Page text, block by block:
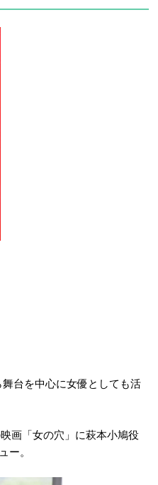
台を中心に女優としても活
画「女の穴」に萩本小鳩役
ー。